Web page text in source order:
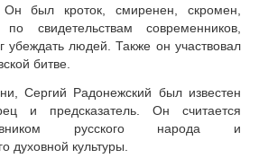
Он был кроток, смиренен, скромен,
свидетельствам современников,
убеждать людей. Также он участвовал
битве.
Сергий Радонежский был известен
и предсказатель. Он считается
русского народа и
духовной культуры.